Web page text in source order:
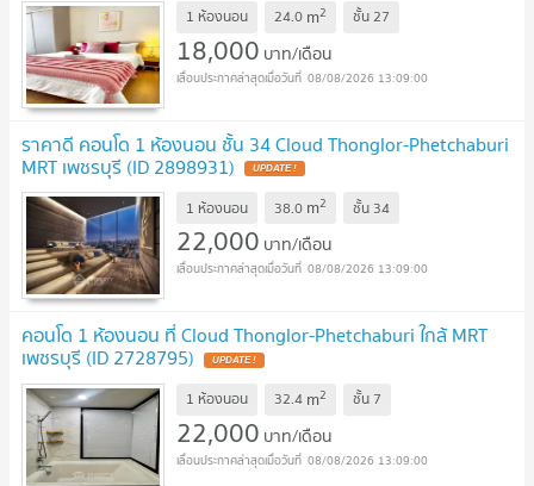
1 ห้องนอน 24.0 m2 ชั้น27
18,000 บาท/เดือน
08/08/2026 13:09:00
ราคาดี คอนโด 1 ห้องนอน ชั้น 34 Cloud Thonglor-Phetchaburi
MRT เพชรบุรี (ID 2898931)
1 ห้องนอน 38.0 m2 ชั้น 34
22,000 บาท/เดือน
08/08/2026 13:09:00
คอนโด 1 ห้องนอน ที่ Cloud Thonglor-Phetchaburi ใกล้ MRT
เพชรบุรี (ID 2728795)
1 ห้องนอน 32.4 m2 ชั้น 7
22,000 บาท/เดือน
08/08/2026 13:09:00